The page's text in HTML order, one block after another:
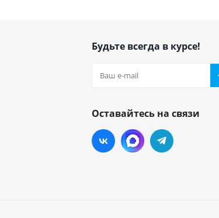
Будьте всегда в курсе!
Оставайтесь на связи